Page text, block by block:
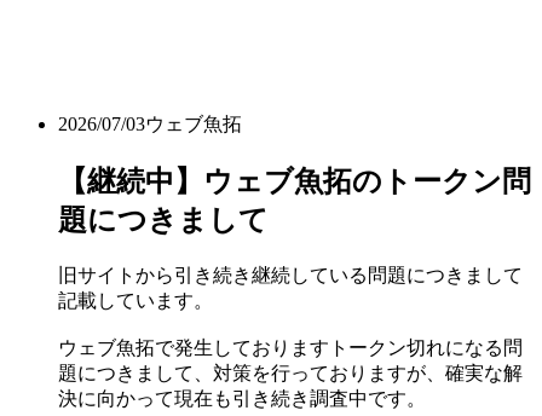
2026/07/03ウェブ魚拓
【継続中】ウェブ魚拓のトークン問
題につきまして
旧サイトから引き続き継続している問題につきまして
記載しています。
ウェブ魚拓で発生しておりますトークン切れになる問
題につきまして、対策を行っておりますが、確実な解
決に向かって現在も引き続き調査中です。